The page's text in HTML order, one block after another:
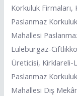
Korkuluk
Paslanmaz
Mahallesi
Luleburgaz-
Üreticisi, Kirklareli-
Paslanmaz
Mahallesi Dış